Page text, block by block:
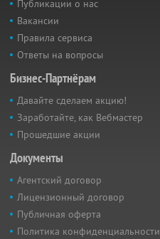
Публикации о нас
Вакансии
Правила сервиса
Ответы на вопросы
Бизнес-Партнёрам
Давайте сделаем акцию!
Заработайте, как Вебмастер
Прошедшие акции
Документы
Агентский договор
Лицензионный договор
Публичная оферта
Политика конфиденциальности